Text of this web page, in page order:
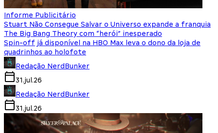
Informe Publicitário
Stuart Não Consegue Salvar o Universo expande a franquia
The Big Bang Theory com “herói” inesperado
Spin-off já disponível na HBO Max leva o dono da loja de
quadrinhos ao holofote
Redação NerdBunker
31.jul.26
Redação NerdBunker
31.jul.26